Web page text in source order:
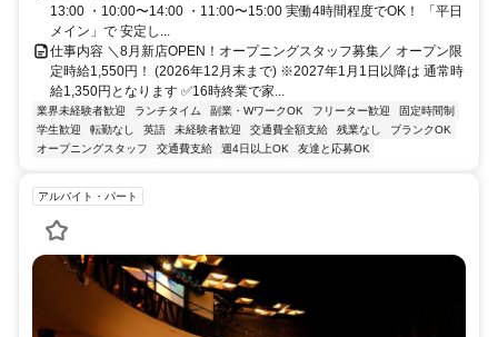
13:00 ・10:00〜14:00 ・11:00〜15:00 実働4時間程度でOK！ 「平日
メイン」で 安定し...
仕事内容 ＼8月新店OPEN！オープニングスタッフ募集／ オープン限
定時給1,550円！ (2026年12月末まで) ※2027年1月1日以降は 通常時
給1,350円となります ✅16時終業で家...
業界未経験者歓迎 ランチタイム 副業・WワークOK フリーター歓迎
固定時間制
学生歓迎
転勤なし 英語 未経験者歓迎 交通費全額支給 残業なし
ブランクOK
オープニングスタッフ
交通費支給 週4日以上OK 友達と応募OK
アルバイト・パート